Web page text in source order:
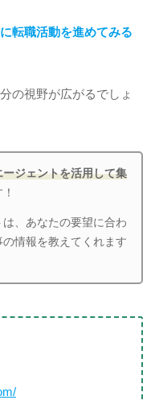
転職活動を進めてみる
の視野が広がるでしょ
ージェントを活用して集
、あなたの要望に合わ
情報を教えてくれます